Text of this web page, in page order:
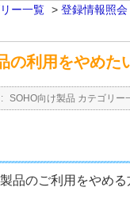
ー一覧 > 登録情報照会
の利用をやめた
SOHO向け製品 カテゴリー
品のご利用をやめ